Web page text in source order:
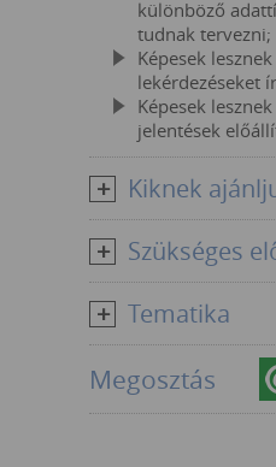
különböző
tudnak tervezni;
Képesek
lekérdezéseket
Képesek
jelentések
Kiknek
Szükséges
Tematika
Megosztás